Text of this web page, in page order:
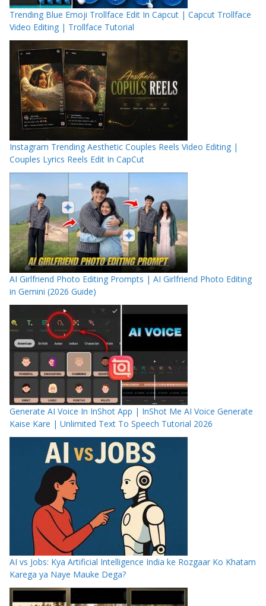
Trending Blue Emoji Trollface Edit In Capcut | Capcut Trollface
Video Editing | Trollface Tutorial
Instagram Trending Aesthetic Couples Reels Video Editing |
Couples Lyrics Reels Edit In CapCut
AI Girlfriend Photo Editing Prompts | AI Girlfriend Photo Editing
in Gemini (2026 Guide)
Generate AI Voice In InShot App | InShot Me AI Voice Generate
Kaise Kare | Unlimited Text To Speech Tutorial 2026
AI vs Jobs: Kya Artificial Intelligence India ke Rozgaar Ko Khatam
Karega ya Naye Mauke Dega?